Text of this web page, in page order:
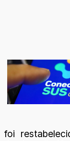
foi